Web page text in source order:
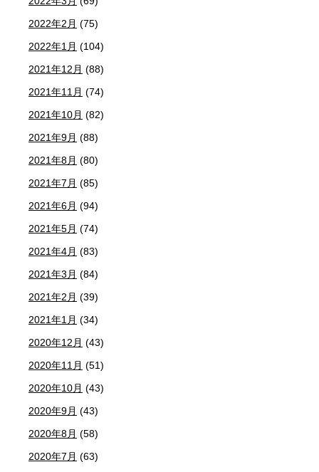
2022年2月 (75)
2022年1月 (104)
2021年12月 (88)
2021年11月 (74)
2021年10月 (82)
2021年9月 (88)
2021年8月 (80)
2021年7月 (85)
2021年6月 (94)
2021年5月 (74)
2021年4月 (83)
2021年3月 (84)
2021年2月 (39)
2021年1月 (34)
2020年12月 (43)
2020年11月 (51)
2020年10月 (43)
2020年9月 (43)
2020年8月 (58)
2020年7月 (63)